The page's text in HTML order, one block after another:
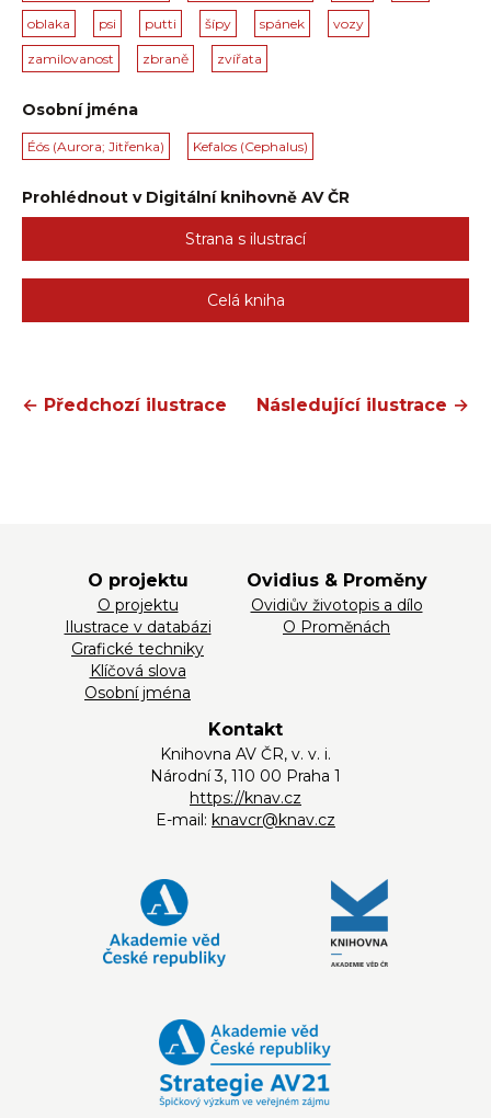
oblaka psi putti šípy spánek vozy
zamilovanost zbraně zvířata
Osobní jména
Éós (Aurora; Jitřenka) Kefalos (Cephalus)
Prohlédnout v Digitální knihovně AV ČR
Strana s ilustrací
Celá kniha
← Předchozí ilustrace Následující ilustrace →
O projektu
O projektu
Ilustrace v databázi
Grafické techniky
Klíčová slova
Osobní jména
Ovidius & Proměny
Ovidiův životopis a dílo
O Proměnách
Kontakt
Knihovna AV ČR, v. v. i.
Národní 3, 110 00 Praha 1
https://knav.cz
E-mail: knavcr@knav.cz